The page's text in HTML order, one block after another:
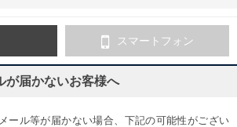
スマートフォン
届かないお客様へ
ール等が届かない場合、下記の可能性がござい